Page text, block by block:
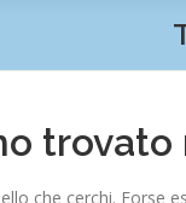
trovato
che cerchi. Forse